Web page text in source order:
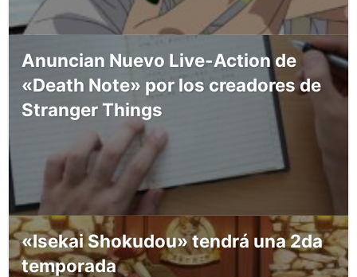
Anuncian Nuevo Live-Action de
«Death Note» por los creadores de
Stranger Things
«Isekai Shokudou» tendrá una 2da
temporada